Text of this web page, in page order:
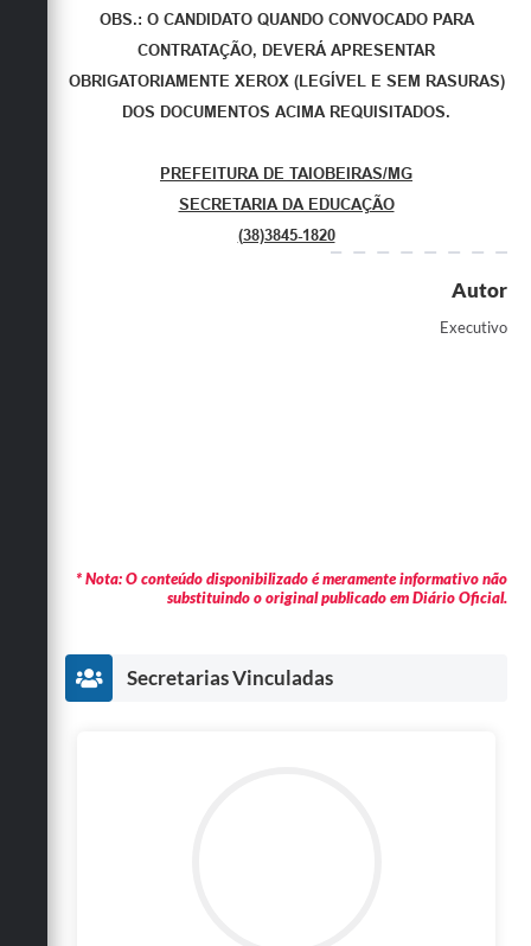
OBS.: O CANDIDATO QUANDO CONVOCADO PARA
CONTRATAÇÃO, DEVERÁ APRESENTAR
OBRIGATORIAMENTE XEROX (LEGÍVEL E SEM RASURAS)
DOS DOCUMENTOS ACIMA REQUISITADOS.
PREFEITURA DE TAIOBEIRAS/MG
SECRETARIA DA EDUCAÇÃO
(38)3845-1820
Autor
Executivo
* Nota: O conteúdo disponibilizado é meramente informativo não
substituindo o original publicado em Diário Oficial.
Secretarias Vinculadas